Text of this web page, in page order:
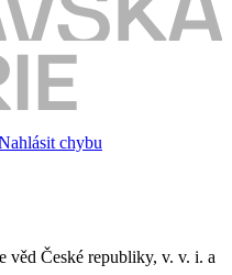
chybu
České republiky, v. v. i. a